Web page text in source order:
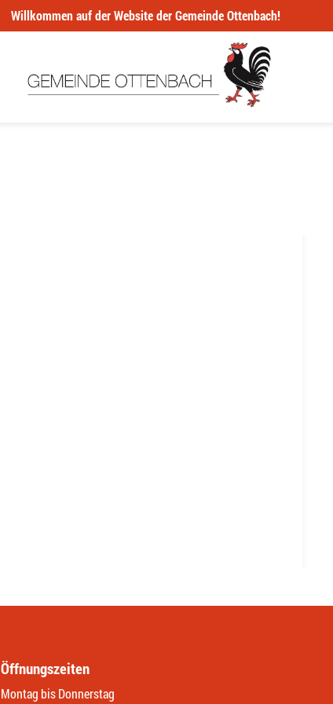
Willkommen auf der Website der Gemeinde Ottenbach!
Öffnungszeiten
Montag bis Donnerstag